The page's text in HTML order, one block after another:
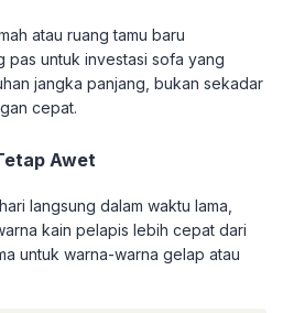
atau ruang tamu baru
pas untuk investasi sofa yang
jangka panjang, bukan sekadar
cepat.
Awet
langsung dalam waktu lama,
kain pelapis lebih cepat dari
untuk warna-warna gelap atau